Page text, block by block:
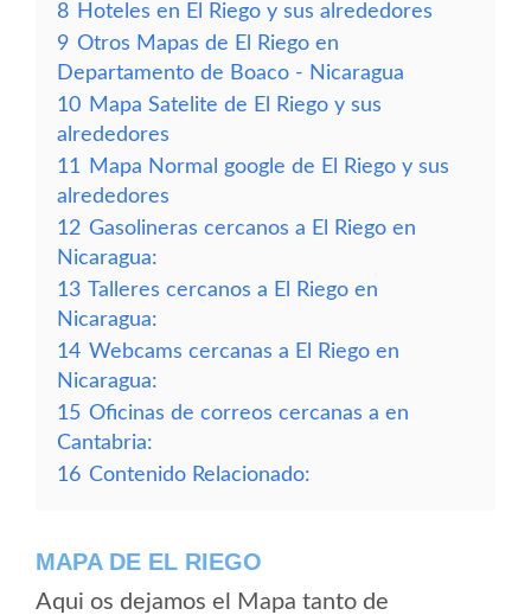
8 Hoteles en El Riego y sus alrededores
9 Otros Mapas de El Riego en
Departamento de Boaco - Nicaragua
10 Mapa Satelite de El Riego y sus
alrededores
11
Mapa Normal google de El Riego y sus
alrededores
12 Gasolineras cercanos a El Riego en
Nicaragua:
13 Talleres cercanos a El Riego en
Nicaragua:
14 Webcams cercanas a El Riego en
Nicaragua:
15 Oficinas de correos cercanas a en
Cantabria:
16 Contenido Relacionado:
MAPA DE EL RIEGO
Aqui os dejamos el Mapa tanto de